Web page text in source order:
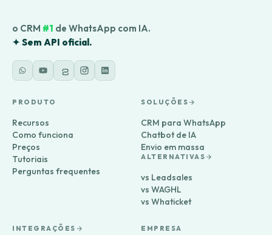
o CRM #1 de WhatsApp com IA.
✦ Sem API oficial.
PRODUTO
Recursos
Como funciona
Preços
Tutoriais
Perguntas frequentes
SOLUÇÕES
CRM para WhatsApp
Chatbot de IA
Envio em massa
ALTERNATIVAS
vs Leadsales
vs WAGHL
vs Whaticket
INTEGRAÇÕES EMPRESA